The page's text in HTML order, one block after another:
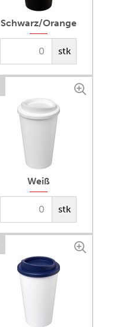
Schwarz/Orange
stk
Weiß
stk